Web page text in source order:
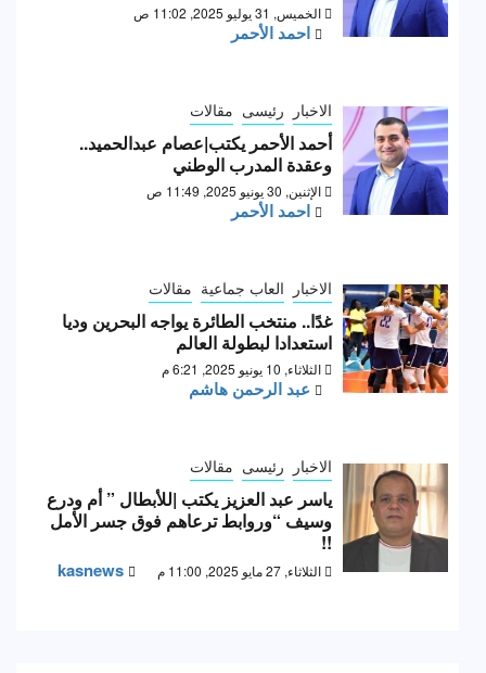
الخميس, 31 يوليو 2025, 11:02 ص
احمد الأحمر
الاخبار رئيسى مقالات
أحمد الأحمر يكتب|عصام عبدالحميد..
وعقدة المدرب الوطني
الإثنين, 30 يونيو 2025, 11:49 ص
احمد الأحمر
الاخبار العاب جماعية مقالات
غدًا.. منتخب الطائرة يواجه البحرين وديا
استعدادا لبطولة العالم
الثلاثاء, 10 يونيو 2025, 6:21 م
عبد الرحمن هاشم
الاخبار رئيسى مقالات
ياسر عبد العزيز يكتب |للأبطال ” أم ودرع
وسيف “وروابط ترعاهم فوق جسر الأمل
!!
الثلاثاء, 27 مايو 2025, 11:00 م kasnews